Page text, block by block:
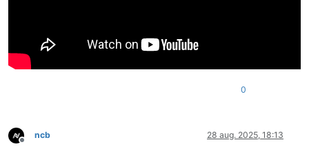
0
Deconectat
ncb 28 aug. 2025, 18:13